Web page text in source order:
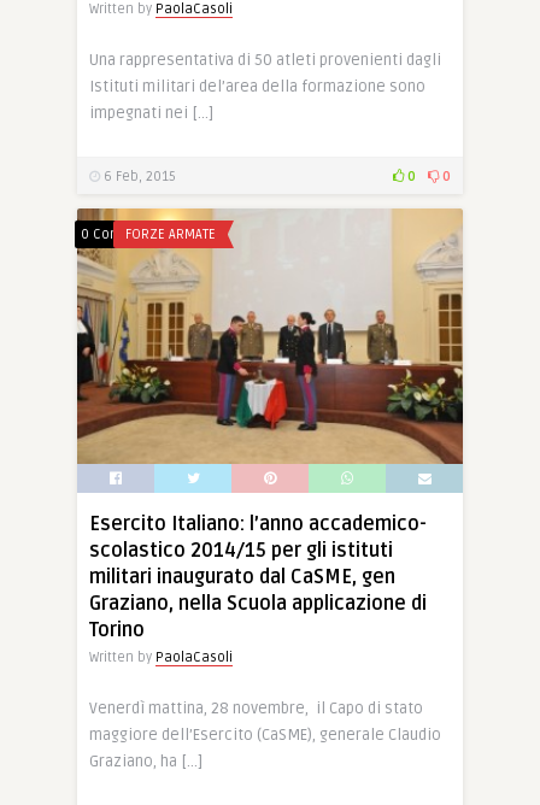
Written by PaolaCasoli
Una rappresentativa di 50 atleti provenienti dagli
Istituti militari del’area della formazione sono
impegnati nei […]
6 Feb, 2015 0 0
0 CommentsFORZE ARMATE
Esercito Italiano: l’anno accademico-
scolastico 2014/15 per gli istituti
militari inaugurato dal CaSME, gen
Graziano, nella Scuola applicazione di
Torino
Written by PaolaCasoli
Venerdì mattina, 28 novembre, il Capo di stato
maggiore dell’Esercito (CaSME), generale Claudio
Graziano, ha […]